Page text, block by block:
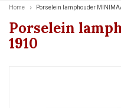
Home Porselein lamphouder
Porselein
1910